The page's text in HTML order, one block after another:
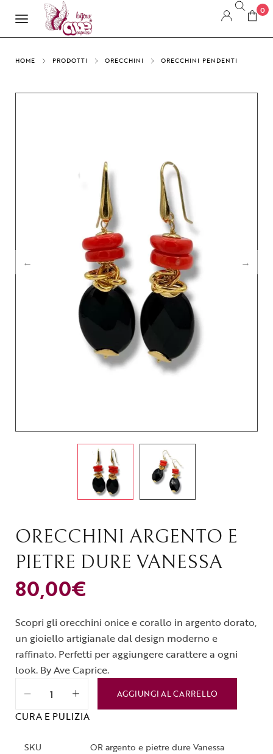
0
HOME PRODOTTI ORECCHINI ORECCHINI PENDENTI
ORECCHINI ARGENTO E
PIETRE DURE VANESSA
80,00€
Scopri gli orecchini onice e corallo in argento dorato,
un gioiello artigianale dal design moderno e
raffinato. Perfetti per aggiungere carattere a ogni
look. By Ave Caprice.
AGGIUNGI AL CARRELLO
CURA E PULIZIA
SKU
OR argento e pietre dure Vanessa